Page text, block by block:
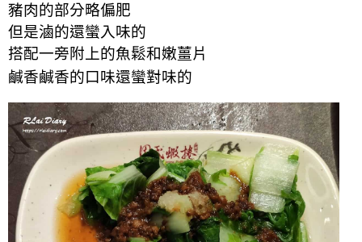
豬肉的部分略偏肥
但是滷的還蠻入味的
搭配一旁附上的魚鬆和嫩薑片
鹹香鹹香的口味還蠻對味的